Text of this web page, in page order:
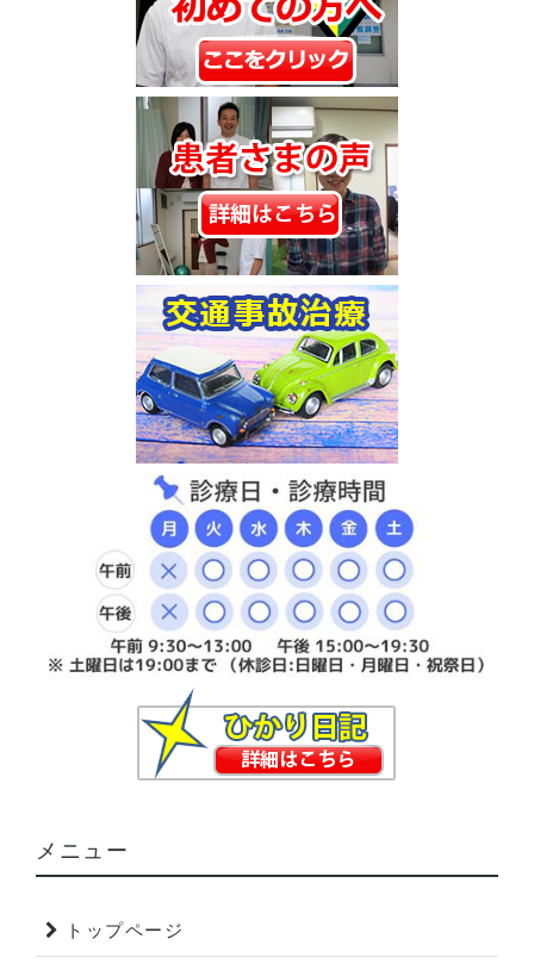
メニュー
トップページ